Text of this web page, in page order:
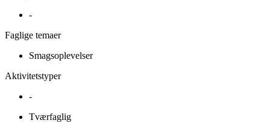
-
Faglige temaer
Smagsoplevelser
Aktivitetstyper
-
Tværfaglig